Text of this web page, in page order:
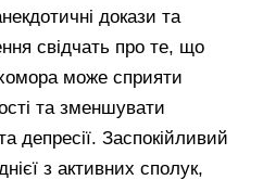
докази та
свідчать про те, що
може сприяти
та зменшувати
депресії. Заспокійливий
з активних сполук,